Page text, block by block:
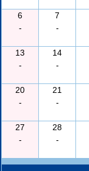
6
-
7
-
13
-
14
-
20
-
21
-
27
-
28
-